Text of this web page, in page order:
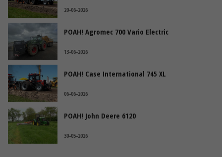
20-06-2026
POAH! Agromec 700 Vario Electric
13-06-2026
POAH! Case International 745 XL
06-06-2026
POAH! John Deere 6120
30-05-2026